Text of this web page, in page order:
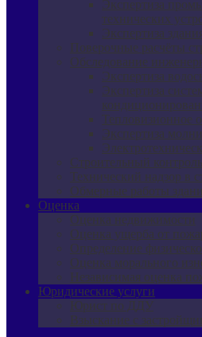
Экспертиза
технических
Экспертиза
Поверочные расчёты
Обследование
Экспертиза
Экспертиза
Тепловизионное
Экспертиза
Строительный контроль
Технический надзор в
Обмерные работы
Оценка
Оценка недвижимости
Оценка ущерба от
Определение
Оценка морального
Независимая оценка
Юридические услуги
Юрист по ДДУ
Взыскание с